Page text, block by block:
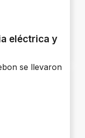
eléctrica y